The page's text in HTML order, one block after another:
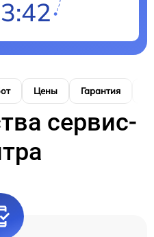
Цены Гарантия
сервис-